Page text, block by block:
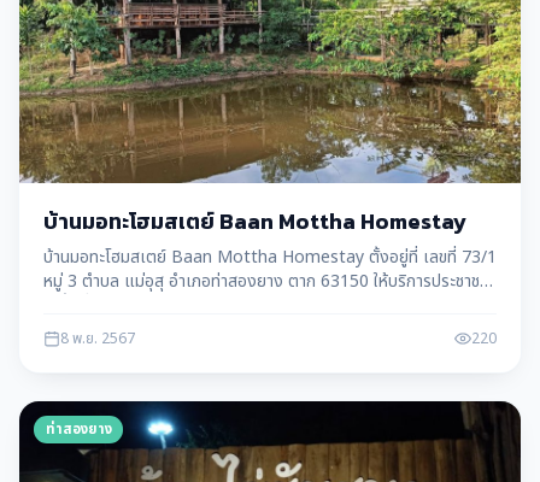
บ้านมอทะโฮมสเตย์ Baan Mottha Homestay
บ้านมอทะโฮมสเตย์ Baan Mottha Homestay ตั้งอยู่ที่ เลขที่ 73/1
หมู่ 3 ตำบล แม่อุสุ อำเภอท่าสองยาง ตาก 63150 ให้บริการประชาชน
8 พ.ย. 2567 220
ท่าสองยาง